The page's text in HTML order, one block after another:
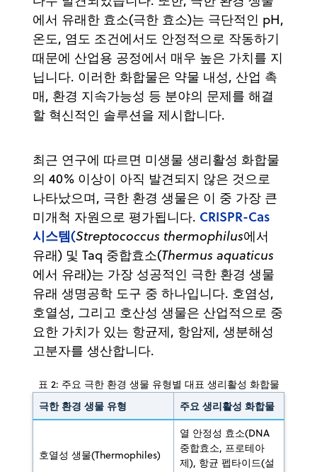
에서 유래한 효소(극한 효소)는 극단적인 pH,
온도, 염도 조건에서도 안정적으로 작동하기
때문에 산업용 공정에서 매우 높은 가치를 지
닙니다. 이러한 화합물은 약물 내성, 산업 촉
매, 환경 지속가능성 등 분야의 문제를 해결
할 혁신적인 솔루션을 제시합니다.
최근 연구에 따르면 미생물 생리활성 화합물
의 40% 이상이 아직 발견되지 않은 것으로
나타났으며, 극한 환경 생물은 이 중 가장 큰
미개척 자원으로 평가됩니다. CRISPR-Cas
시스템(Streptococcus thermophilus에서
유래) 및 Taq 중합효소(Thermus aquaticus
에서 유래)는 가장 성공적인 극한 환경 생물
유래 생명공학 도구 중 하나입니다. 호염성,
호열성, 그리고 호산성 생물은 산업적으로 중
요한 가치가 있는 항균제, 항암제, 생분해성
고분자를 생산합니다.
표 2: 주요 극한 환경 생물 유형별 대표 생리활성 화합물
극한 환경 생물 유형 주요 생리활성 화합물
호열성 생물(Thermophiles)
열 안정성 효소(DNA
중합효소, 프로테아
제), 항균 펩타이드(설